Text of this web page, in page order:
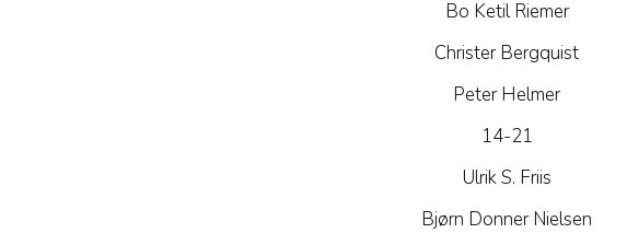
Bo Ketil Riemer
Christer Bergquist
Peter Helmer
14-21
Ulrik S. Friis
Bjørn Donner Nielsen